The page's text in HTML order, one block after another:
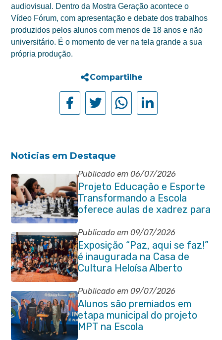
audiovisual. Dentro da Mostra Geração acontece o
Vídeo Fórum, com apresentação e debate dos trabalhos
produzidos pelos alunos com menos de 18 anos e não
universitário. É o momento de ver na tela grande a sua
própria produção.
Compartilhe
Noticias em Destaque
Publicado em 06/07/2026
Projeto Educação e Esporte
Transformando a Escola
oferece aulas de xadrez para
alunos da rede municipal
Publicado em 09/07/2026
Exposição “Paz, aqui se faz!”
é inaugurada na Casa de
Cultura Heloísa Alberto
Torres
Publicado em 09/07/2026
Alunos são premiados em
etapa municipal do projeto
MPT na Escola